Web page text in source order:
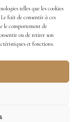
telles que les cookies
fait de consentir à ces
le comportement de
ou de retirer son
et fonctions.
TOUS DROITS